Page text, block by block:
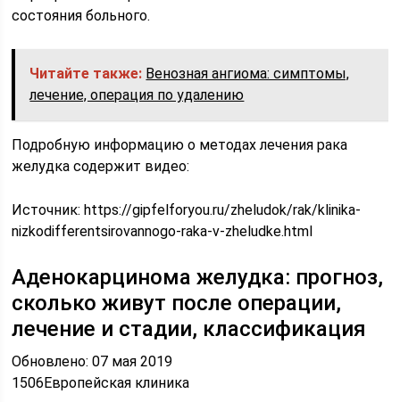
состояния больного.
Читайте также: Венозная ангиома: симптомы,
лечение, операция по удалению
Подробную информацию о методах лечения рака
желудка содержит видео:
Источник:https://gipfelforyou.ru/zheludok/rak/klinika-
nizkodifferentsirovannogo-raka-v-zheludke.html
Аденокарцинома желудка: прогноз,
сколько живут после операции,
лечение и стадии, классификация
Обновлено: 07 мая 2019
1506Европейская клиника